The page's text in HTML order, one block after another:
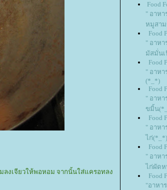
ลงเจียวให้พอหอม จากนั้นใส่แครอทลง
Food
" อาห
หมูสา
Food
" อาห
มัสมั่น
Food
" อาห
(*_*)
Food
" อาห
ขมิ้น
Food
" อาห
ไก่(*_*)
Food
" อาห
ไก่ผัด
Food
"อาหา